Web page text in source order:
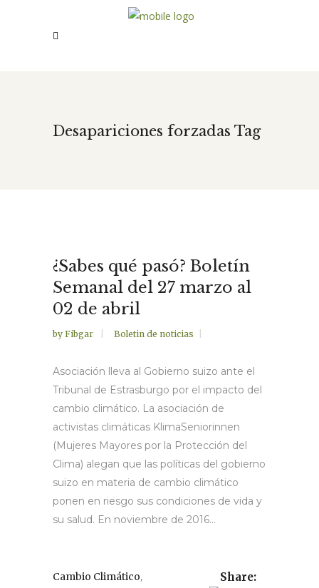
Desapariciones forzadas Tag
¿Sabes qué pasó? Boletín
Semanal del 27 marzo al
02 de abril
by Fibgar Boletin de noticias
Asociación lleva al Gobierno suizo ante el
Tribunal de Estrasburgo por el impacto del
cambio climático. La asociación de
activistas climáticas KlimaSeniorinnen
(Mujeres Mayores por la Protección del
Clima) alegan que las políticas del gobierno
suizo en materia de cambio climático
ponen en riesgo sus condiciones de vida y
su salud. En noviembre de 2016...
Cambio Climático, Share: